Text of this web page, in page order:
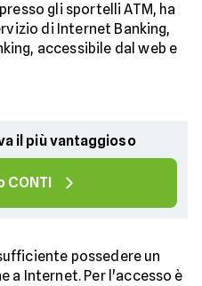
gli sportelli ATM, ha
di Internet Banking,
accessibile dal web e
il più vantaggioso
CONTI
possedere un
a Internet. Per l'accesso è